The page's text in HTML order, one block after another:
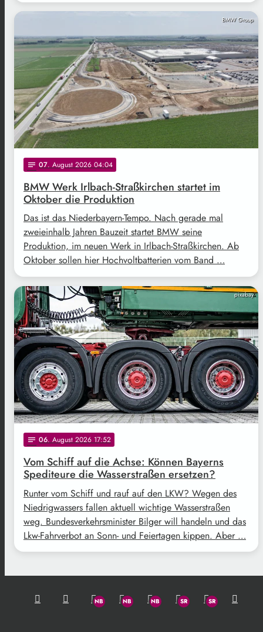
BMW Group
notes 07. August 2026 04:04
BMW Werk Irlbach-Straßkirchen startet im
Oktober die Produktion
Das ist das Niederbayern-Tempo. Nach gerade mal
zweieinhalb Jahren Bauzeit startet BMW seine
Produktion, im neuen Werk in Irlbach-Straßkirchen. Ab
Oktober sollen hier Hochvoltbatterien vom Band …
pixabay
notes 06. August 2026 17:52
Vom Schiff auf die Achse: Können Bayerns
Spediteure die Wasserstraßen ersetzen?
Runter vom Schiff und rauf auf den LKW? Wegen des
Niedrigwassers fallen aktuell wichtige Wasserstraßen
weg. Bundesverkehrsminister Bilger will handeln und das
Lkw-Fahrverbot an Sonn- und Feiertagen kippen. Aber …